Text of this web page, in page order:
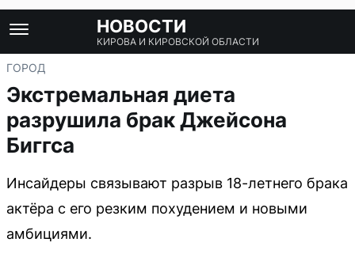
НОВОСТИ
КИРОВА И КИРОВСКОЙ ОБЛАСТИ
ГОРОД
Экстремальная диета
разрушила брак Джейсона
Биггса
Инсайдеры связывают разрыв 18-летнего брака
актёра с его резким похудением и новыми
амбициями.